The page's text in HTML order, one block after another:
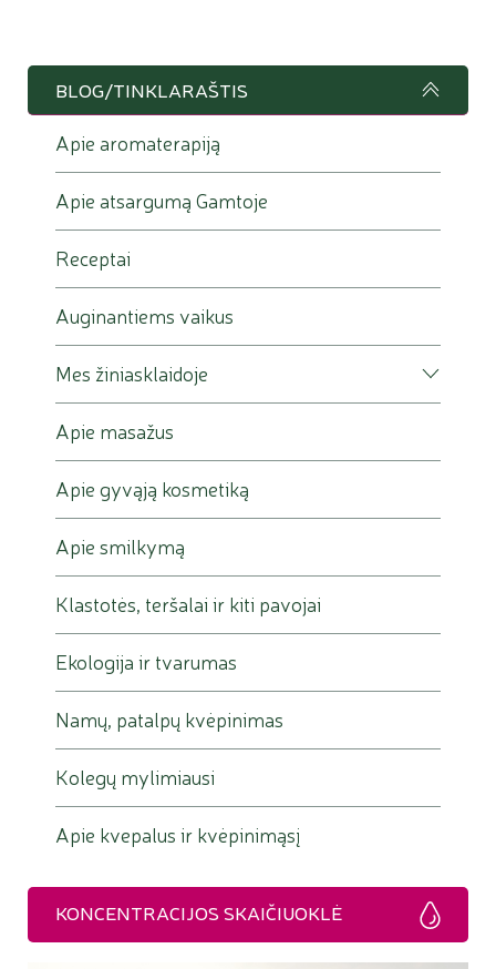
BLOG/TINKLARAŠTIS
Apie aromaterapiją
Apie atsargumą Gamtoje
Receptai
Auginantiems vaikus
Mes žiniasklaidoje
Apie masažus
Apie gyvąją kosmetiką
Apie smilkymą
Klastotės, teršalai ir kiti pavojai
Ekologija ir tvarumas
Namų, patalpų kvėpinimas
Kolegų mylimiausi
Apie kvepalus ir kvėpinimąsį
KONCENTRACIJOS SKAIČIUOKLĖ